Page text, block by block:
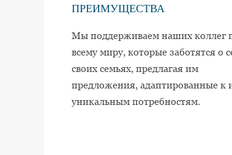
ПРЕИМУЩЕСТВА
Мы поддерживаем наших коллег
всему миру, которые заботятся о
своих семьях, предлагая им
предложения, адаптированные к
уникальным потребностям.